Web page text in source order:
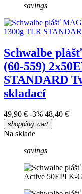
savings
Schwalbe
(60-559)
STANDARD
skladací
49,90 € -3% 48,40 €
shopping_cart
Na sklade
savings